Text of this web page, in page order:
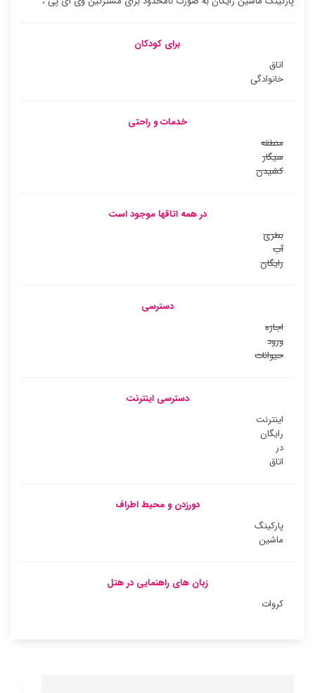
برای کودکان
اتاق
خانوادگی
خدمات و راحتی
منطقه
سیگار
کشیدن
در همه اتاقها موجود است
بطری
آب
رایگان
دسترسی
اجازه
ورود
حیوانات
دسترسی اینترنت
اینترنت
رایگان
در
اتاق
دورزدن و محیط اطراف
پارکینگ
ماشین
زبان های راهنمایی در هتل
کروات